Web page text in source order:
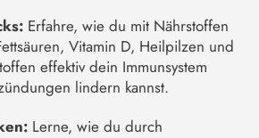
Erfahre, wie du mit Nährstoffen
Vitamin D, Heilpilzen und
effektiv dein Immunsystem
lindern kannst.
Lerne, wie du durch